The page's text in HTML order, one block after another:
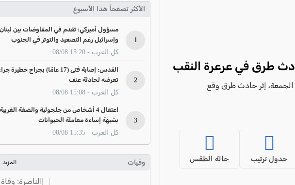
طرق في عرعرة النقب
مساء اليوم الجمعة، إثر حادث طرق وقع
جدول ترتيب حالة الطقس
الأكثر تصفحاً هذا الأسبوع
1
مسؤول أميركي: تقدم في المفاوضات بين لبنان
وإسرائيل رغم التصعيد والتوتر في الجنوب
كل العرب - 15:20 08/08
2
القدس: إصابة فتى (17 عامًا) بجراح خطيرة
تعرضه لحادثة عنف
كل العرب - 15:08 08/08
3
اعتقال 4 أشخاص من جلجولية والضفة الغربية
بشبهة إساءة معاملة الحيوانات
كل العرب - 15:35 08/08
وفيات المزيد